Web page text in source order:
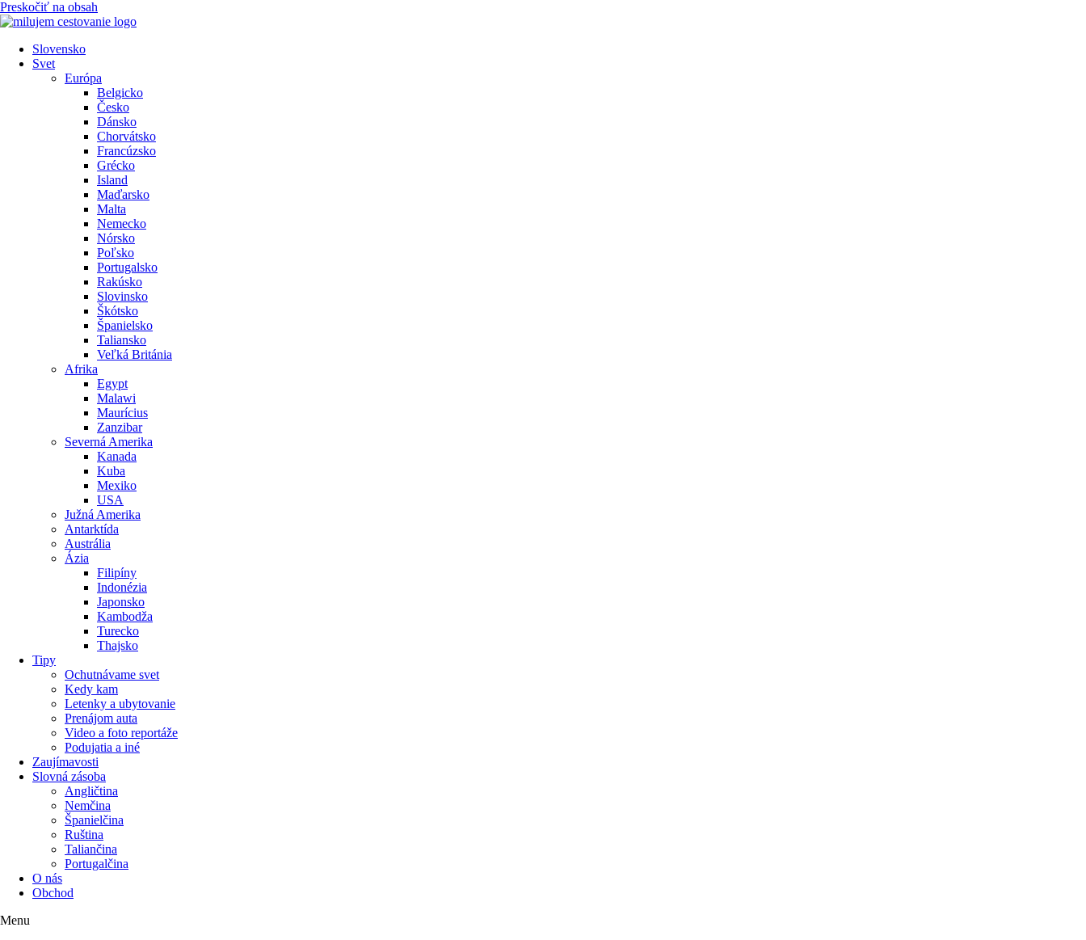
Preskočiť na obsah
Slovensko
Svet
Európa
Belgicko
Česko
Dánsko
Chorvátsko
Francúzsko
Grécko
Island
Maďarsko
Malta
Nemecko
Nórsko
Poľsko
Portugalsko
Rakúsko
Slovinsko
Škótsko
Španielsko
Taliansko
Veľká Británia
Afrika
Egypt
Malawi
Maurícius
Zanzibar
Severná Amerika
Kanada
Kuba
Mexiko
USA
Južná Amerika
Antarktída
Austrália
Ázia
Filipíny
Indonézia
Japonsko
Kambodža
Turecko
Thajsko
Tipy
Ochutnávame svet
Kedy kam
Letenky a ubytovanie
Prenájom auta
Video a foto reportáže
Podujatia a iné
Zaujímavosti
Slovná zásoba
Angličtina
Nemčina
Španielčina
Ruština
Taliančina
Portugalčina
O nás
Obchod
Menu